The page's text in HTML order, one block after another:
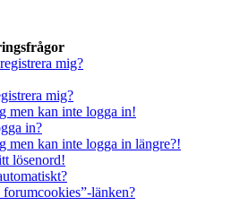
mig?
mig?
men kan inte logga in!
in?
men kan inte logga in längre?!
lösenord!
länken?